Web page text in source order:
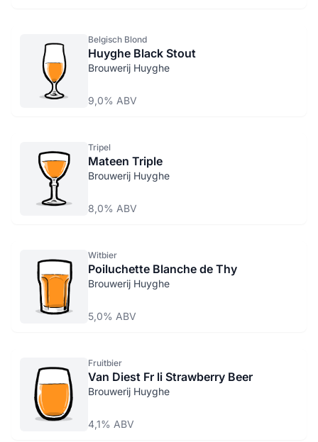
Belgisch Blond
Huyghe Black Stout
Brouwerij Huyghe
9,0% ABV
Tripel
Mateen Triple
Brouwerij Huyghe
8,0% ABV
Witbier
Poiluchette Blanche de Thy
Brouwerij Huyghe
5,0% ABV
Fruitbier
Van Diest Fr li Strawberry Beer
Brouwerij Huyghe
4,1% ABV